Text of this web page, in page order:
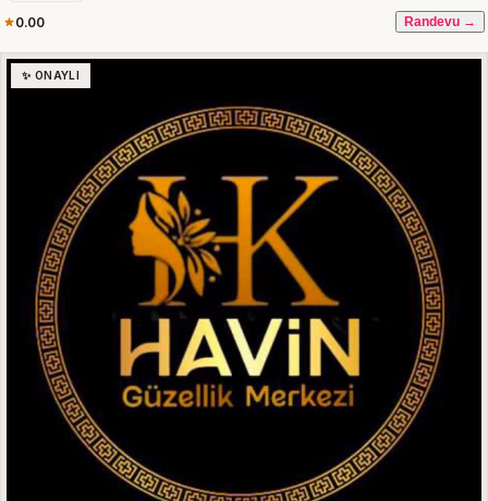
0.00 Randevu →
✨ ONAYLI